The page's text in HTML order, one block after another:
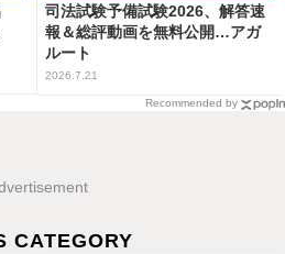
司法試験予備試験2026、解答速
報＆総評動画を無料公開…アガ
ルート
2026.7.21
Recommended by
CATEGORY